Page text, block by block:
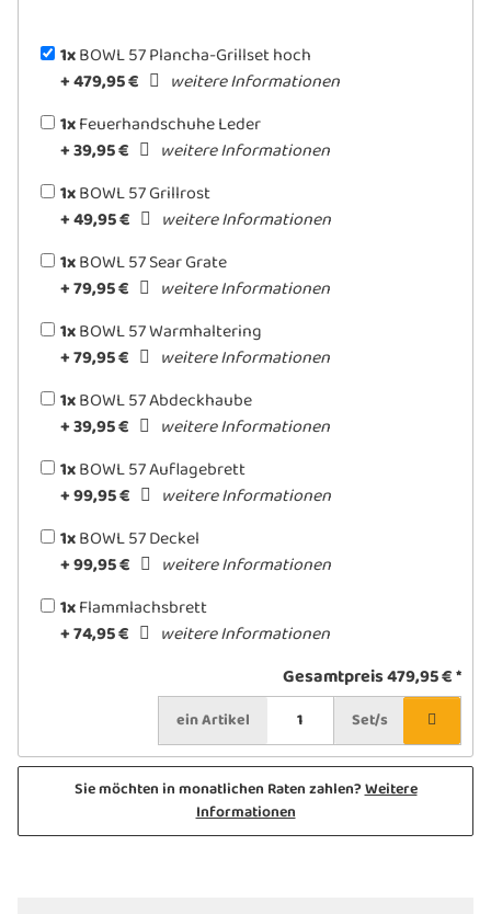
1xBOWL 57 Plancha-Grillset hoch
+ 479,95 €
weitere Informationen
1xFeuerhandschuhe Leder
+ 39,95 €
weitere Informationen
1xBOWL 57 Grillrost
+ 49,95 €
weitere Informationen
1xBOWL 57 Sear Grate
+ 79,95 €
weitere Informationen
1xBOWL 57 Warmhaltering
+ 79,95 €
weitere Informationen
1xBOWL 57 Abdeckhaube
+ 39,95 €
weitere Informationen
1xBOWL 57 Auflagebrett
+ 99,95 €
weitere Informationen
1xBOWL 57 Deckel
+ 99,95 €
weitere Informationen
1xFlammlachsbrett
+ 74,95 €
weitere Informationen
Gesamtpreis479,95 €*
einArtikel Set/s
Sie möchten in monatlichen Raten zahlen?Weitere
Informationen